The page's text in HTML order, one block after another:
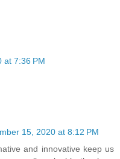
at 7:36 PM
15, 2020 at 8:12 PM
and innovative keep us